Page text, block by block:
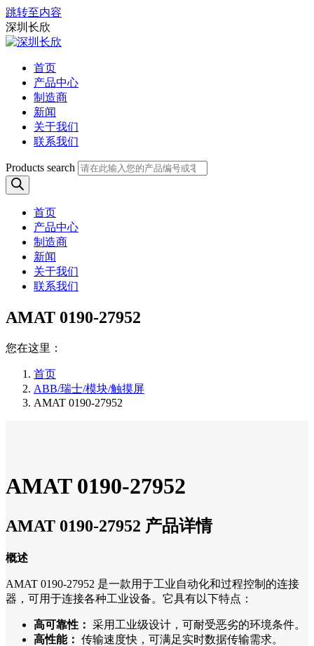
跳转至内容
深圳长欣
首页
产品中心
制造商
新闻
关于我们
联系我们
Products search
首页
产品中心
制造商
新闻
关于我们
联系我们
AMAT 0190-27952
您在这里：
首页
ABB/瑞士/模块/触摸屏
AMAT 0190-27952
AMAT 0190-27952
AMAT 0190-27952 产品详情
概述
AMAT 0190-27952 是一款用于工业自动化和过程控制的连接
器，可用于连接各种工业设备。它具有以下特点：
高可靠性： 采用工业级设计，可耐受恶劣的环境条件。
高性能： 传输速度快，可满足实时数据传输需求。